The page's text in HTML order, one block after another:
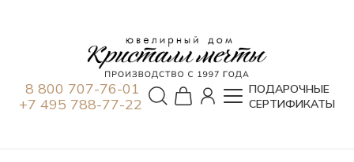
8 800 707-76-01
+7 495 788-77-22
ПОДАРОЧНЫЕ
СЕРТИФИКАТЫ